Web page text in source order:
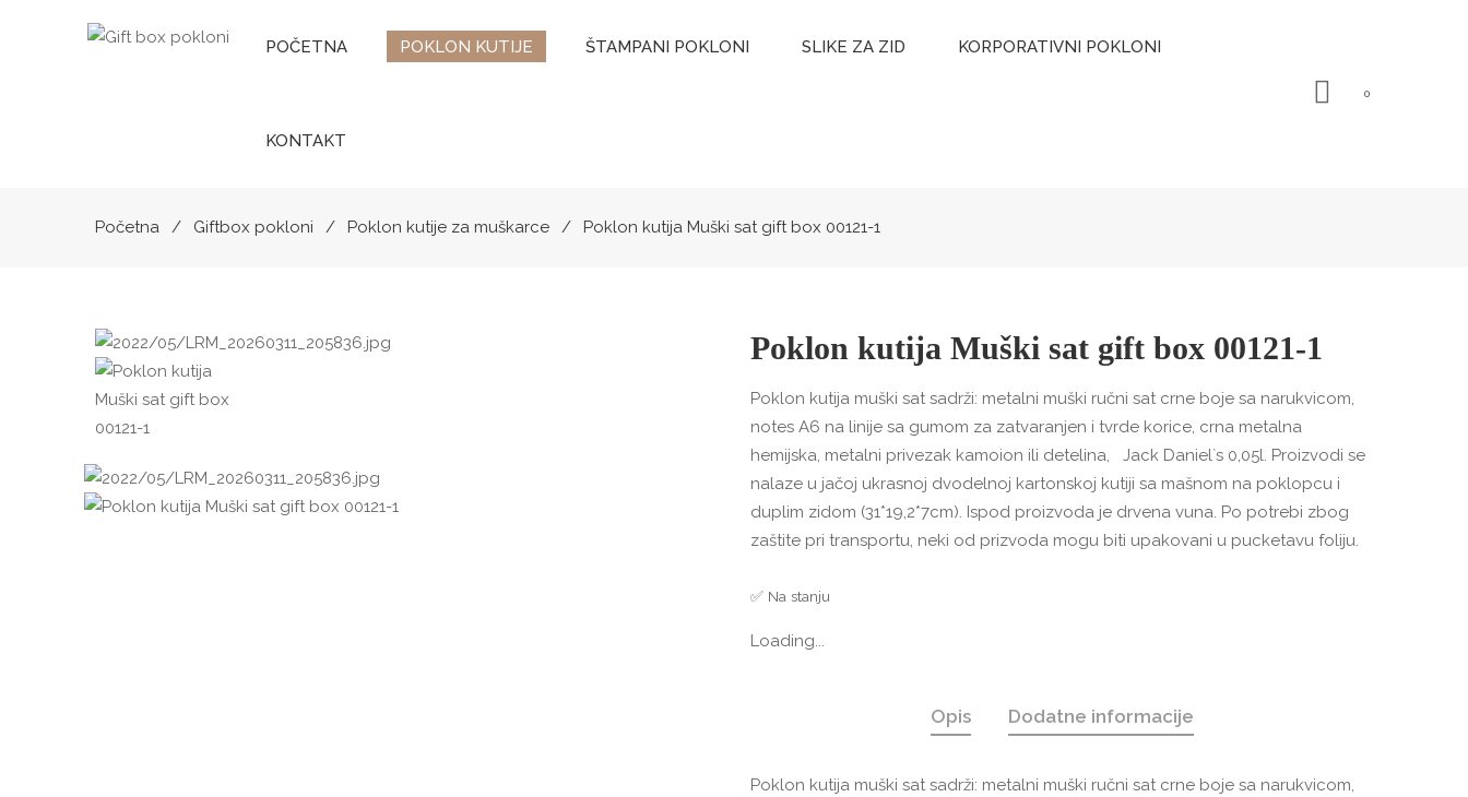
POČETNA POKLON KUTIJE ŠTAMPANI POKLONI SLIKE ZA ZID KORPORATIVNI POKLONI
KONTAKT
0
Početna Giftbox pokloni Poklon kutije za muškarce Poklon kutija Muški sat gift box 00121-1
Poklon kutija Muški sat gift box 00121-1
Poklon kutija muški sat sadrži: metalni muški ručni sat crne boje sa narukvicom,
notes A6 na linije sa gumom za zatvaranjen i tvrde korice, crna metalna
hemijska, metalni privezak kamoion ili detelina, Jack Daniel`s 0,05l. Proizvodi se
nalaze u jačoj ukrasnoj dvodelnoj kartonskoj kutiji sa mašnom na poklopcu i
duplim zidom (31*19,2*7cm). Ispod proizvoda je drvena vuna. Po potrebi zbog
zaštite pri transportu, neki od prizvoda mogu biti upakovani u pucketavu foliju.
✅ Na stanju
Loading...
Opis Dodatne informacije
Poklon kutija muški sat sadrži: metalni muški ručni sat crne boje sa narukvicom,